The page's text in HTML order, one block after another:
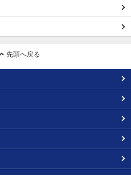
先頭へ戻る